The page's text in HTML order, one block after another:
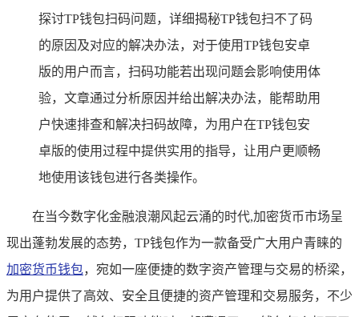
探讨TP钱包扫码问题，详细揭秘TP钱包扫不了码
的原因及对应的解决办法，对于使用TP钱包安卓
版的用户而言，扫码功能若出现问题会影响使用体
验，文章通过分析原因并给出解决办法，能帮助用
户快速排查和解决扫码故障，为用户在TP钱包安
卓版的使用过程中提供实用的指导，让用户更顺畅
地使用该钱包进行各类操作。
在当今数字化金融浪潮风起云涌的时代,加密货币市场呈
现出蓬勃发展的态势，TP钱包作为一款备受广大用户青睐的
加密货币钱包，宛如一座便捷的数字资产管理与交易的桥梁，
为用户提供了高效、安全且便捷的资产管理和交易服务，不少